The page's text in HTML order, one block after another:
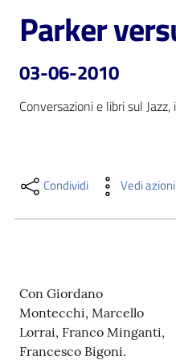
Cosa
puoi
fare
contenuti
Salta al contenuto
Parker
03-06-2010
Conversazioni e libri sul
Condividi Vedi azioni
Con Giordano
Montecchi, Marcello
Lorrai, Franco Minganti,
Francesco Bigoni.